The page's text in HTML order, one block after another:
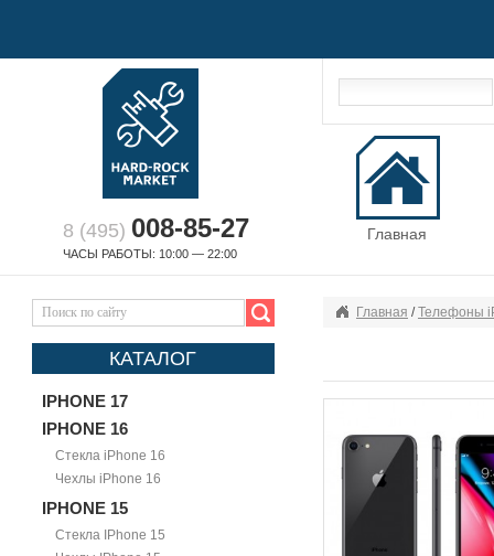
8 (495) 008-85-27
ЧАСЫ РАБОТЫ: 10:00 — 22:00
Главная
КАТАЛОГ
IPHONE 17
IPHONE 16
Стекла iPhone 16
Чехлы iPhone 16
IPHONE 15
Стекла IPhone 15
Главная /Телефоны